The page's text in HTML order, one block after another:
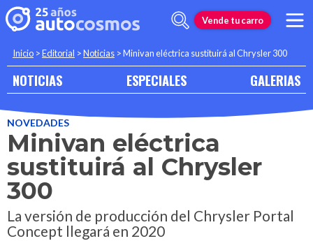
Vende tu carro
Inicio >Editorial >Noticias >Minivan eléctrica sustituirá al Chrysler 300
NOTICIAS ESPECIALES GALERIAS
NOVEDADES
Minivan eléctrica
sustituirá al Chrysler
300
La versión de producción del Chrysler Portal
Concept llegará en 2020